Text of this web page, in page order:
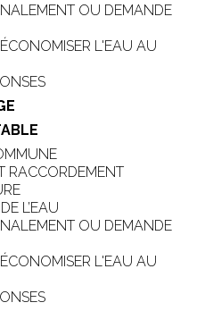
OU DEMANDE
L'EAU AU
RACCORDEMENT
L’EAU
OU DEMANDE
L'EAU AU